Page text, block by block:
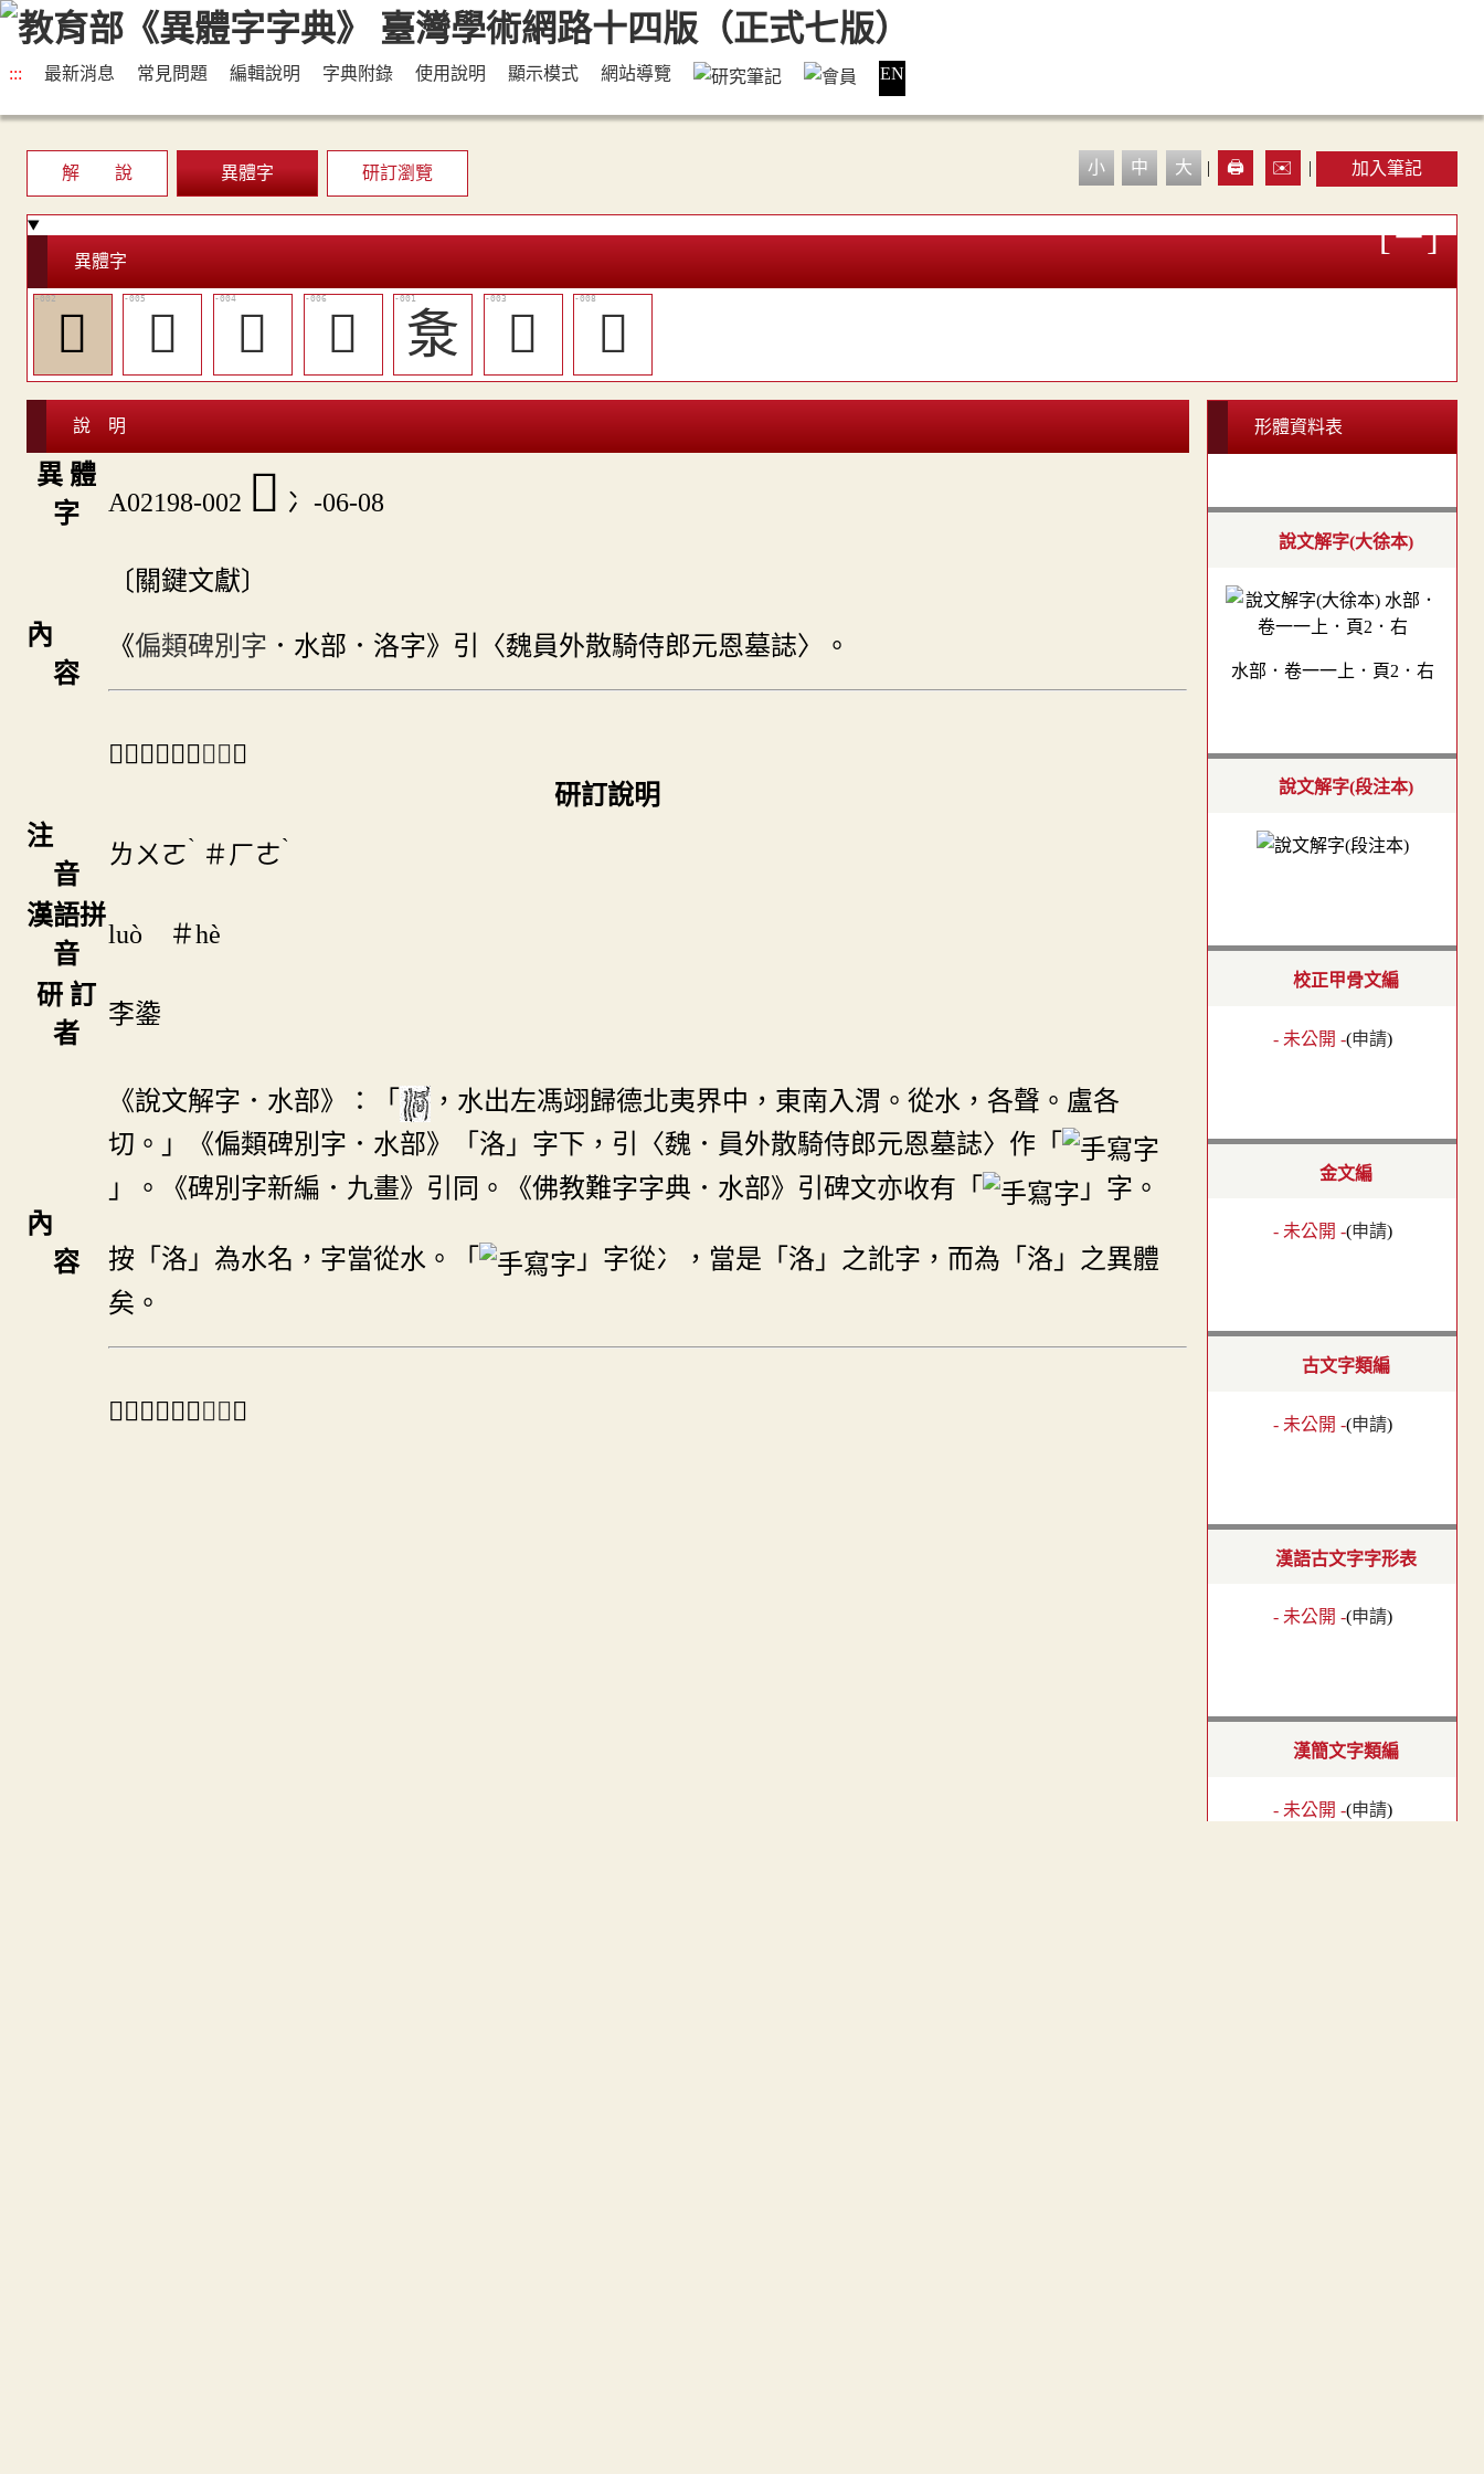
::: 最新消息 常見問題 編輯說明 字典附錄 使用說明 顯示模式 網站導覽 EN
解 說 異體字 研訂瀏覽 小 中 大 | 🖨️ ✉️ | 加入筆記
異體字
𠗂 󳈯 󳈮 󳈰 洜 󳈭 󳈱
說 明
異 體
字
A02198-002 𠗂 冫-06-08
內
容
〔關鍵文獻〕
《偏類碑別字 ．水部．洛字》引〈魏員外散騎侍郎元恩墓誌〉。
＃「𠗂」另兼正字。
研訂說明
注
音
ㄌㄨㄛˋ ＃ㄏㄜˋ
漢語拼
音
luò ＃hè
研 訂
者
李鍌
內
容
《說文解字．水部》：「
，水出左馮翊歸德北夷界中，東南入渭。從水，各聲。盧各
切。」《偏類碑別字．水部》「洛」字下，引〈魏．員外散騎侍郎元恩墓誌〉作「
」。《碑別字新編．九畫》引同。《佛教難字字典．水部》引碑文亦收有「
」字。
按「洛」為水名，字當從水。「
」字從冫，當是「洛」之訛字，而為「洛」之異體
矣。
＃「𠗂」另兼正字。
形體資料表
說文解字(大徐本)
水部．卷一一上．頁2．右
說文解字(段注本)
校正甲骨文編
- 未公開 -(申請)
金文編
- 未公開 -(申請)
古文字類編
- 未公開 -(申請)
漢語古文字字形表
- 未公開 -(申請)
漢簡文字類編
- 未公開 -(申請)